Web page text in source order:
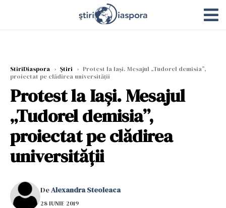
StiriDiaspora › Știri › Protest la Iași. Mesajul „Tudorel demisia”,
proiectat pe clădirea universității
Protest la Iași. Mesajul
„Tudorel demisia”,
proiectat pe clădirea
universității
DeAlexandra Steoleaca
28 IUNIE 2019